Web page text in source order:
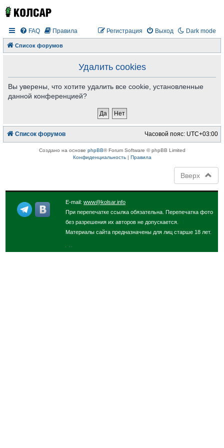
Dark mode
FAQ Правила Выход
Регистрация
Список форумов
Удалить cookies
Вы уверены, что хотите удалить все cookie, установленные
данной конференцией?
Список форумов Часовой пояс: UTC+03:00
Создано на основе phpBB® Forum Software © phpBB Limited
Конфиденциальность| Правила
Вверх
E-mail:www@kolsar.info
При перепечатке ссылка обязательна. Перепечатка фото
без разрешения их авторов не допускается.
Материалы сайта предназначены для лиц старше 18 лет.